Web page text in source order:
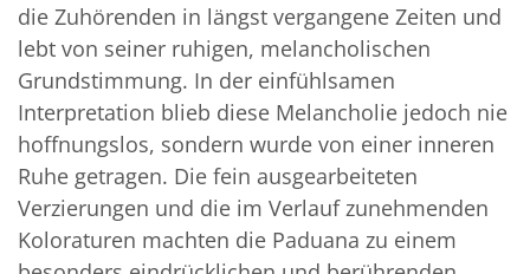
die Zuhörenden in längst vergangene Zeiten und
lebt von seiner ruhigen, melancholischen
Grundstimmung. In der einfühlsamen
Interpretation blieb diese Melancholie jedoch nie
hoffnungslos, sondern wurde von einer inneren
Ruhe getragen. Die fein ausgearbeiteten
Verzierungen und die im Verlauf zunehmenden
Koloraturen machten die Paduana zu einem